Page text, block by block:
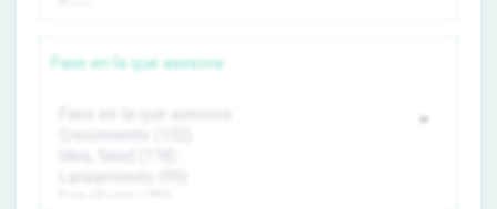
Fase en la que asesora